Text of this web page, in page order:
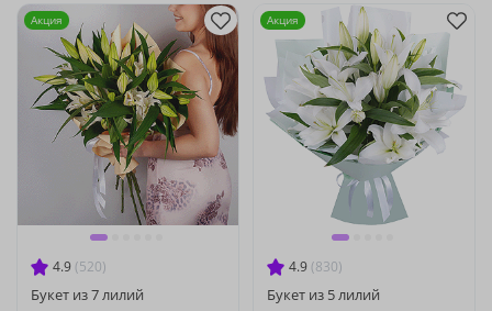
4.9 (520)
Букет из 7 лилий
Акция
4.9 (830)
Букет из 5 лилий
Акция